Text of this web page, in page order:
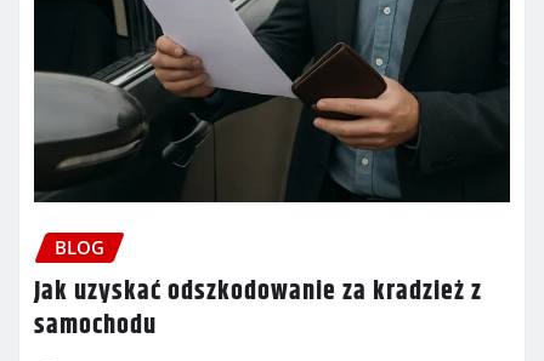
BLOG
Jak uzyskać odszkodowanie za kradzież z
samochodu